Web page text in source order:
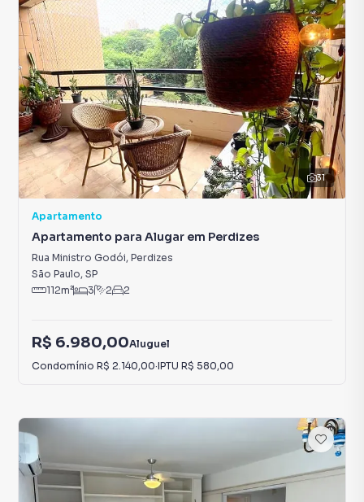
31
Apartamento
Apartamento para Alugar em Perdizes
Rua Ministro Godói, Perdizes
São Paulo, SP
112m² 3 2 2
R$ 6.980,00Aluguel
Condomínio R$ 2.140,00·IPTU R$ 580,00